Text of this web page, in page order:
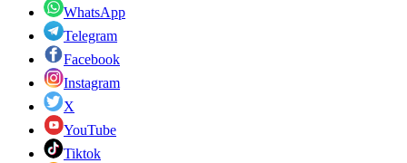
WhatsApp
Telegram
Facebook
Instagram
X
YouTube
Tiktok